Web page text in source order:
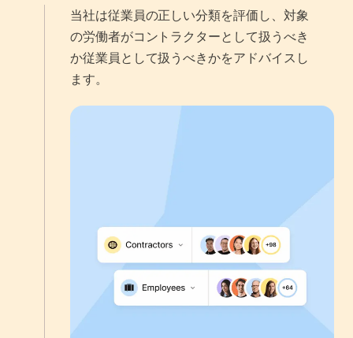
当社は従業員の正しい分類を評価し、対象
の労働者がコントラクターとして扱うべき
か従業員として扱うべきかをアドバイスし
ます。